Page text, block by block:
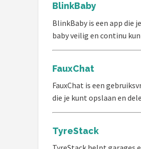
BlinkBaby
BlinkBaby is een app die
baby veilig en continu
FauxChat
FauxChat is een
die je kunt opslaan en
TyreStack